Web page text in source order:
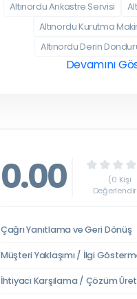
Altınordu Ankastre Servisi
Altınordu Kurutma
Altınordu Derin
Devamını
0.00
(0 Kişi
Çağrı Yanıtlama ve Geri Dönüş
Müşteri Yaklaşımı / İlgi
İhtiyacı Karşılama / Çözüm